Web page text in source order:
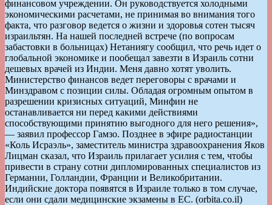
финансовом учреждении. Он руководствуется холодными
экономическими расчетами, не принимая во внимания того
факта, что разговор ведется о жизни и здоровья сотен тысяч
израильтян. На нашей последней встрече (по вопросам
забастовки в больницах) Нетаниягу сообщил, что речь идет о
глобальной экономике и пообещал завезти в Израиль сотни
дешевых врачей из Индии. Меня давно хотят уволить.
Министерство финансов ведет переговоры с врачами и
Минздравом с позиции силы. Обладая огромным опытом в
разрешении кризисных ситуаций, Минфин не
останавливается ни перед какими действиями
способствующими принятию выгодного для него решения»,
— заявил профессор Гамзо. Позднее в эфире радиостанции
«Коль Исраэль», заместитель министра здравоохранения Яков
Лицман сказал, что Израиль прилагает усилия с тем, чтобы
привести в страну сотни дипломированных специалистов из
Германии, Голландии, Франции и Великобритании.
Индийские доктора появятся в Израиле только в том случае,
если они сдали медицинские экзамены в ЕС. (orbita.co.il)